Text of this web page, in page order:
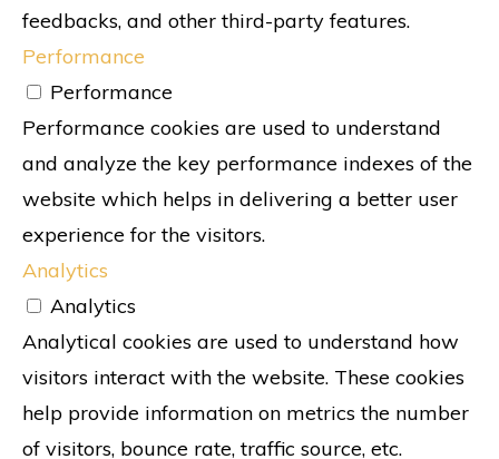
feedbacks, and other third-party features.
Performance
Performance
Performance cookies are used to understand
and analyze the key performance indexes of the
website which helps in delivering a better user
experience for the visitors.
Analytics
Analytics
Analytical cookies are used to understand how
visitors interact with the website. These cookies
help provide information on metrics the number
of visitors, bounce rate, traffic source, etc.